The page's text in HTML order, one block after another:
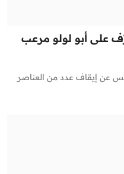
على أبو لولو مرعب
عن إيقاف عدد من العناصر